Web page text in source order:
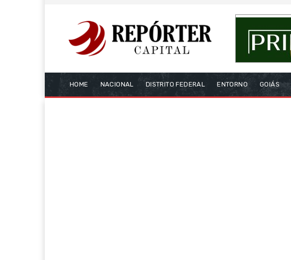
HOME NACIONAL DISTRITO FEDERAL ENTORNO GOIÁS